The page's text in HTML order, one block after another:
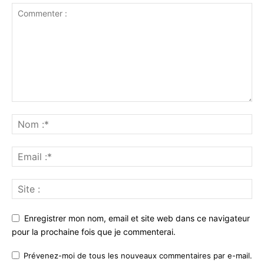
Enregistrer mon nom, email et site web dans ce navigateur
pour la prochaine fois que je commenterai.
Prévenez-moi de tous les nouveaux commentaires par e-mail.